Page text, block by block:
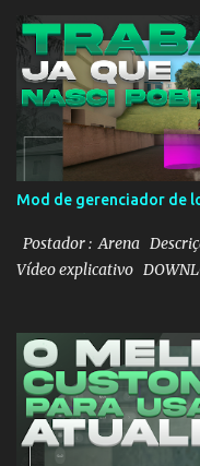
e
n
t
á
r
o
Mod de gerenciador de
Postador : Arena
Vídeo explicativo